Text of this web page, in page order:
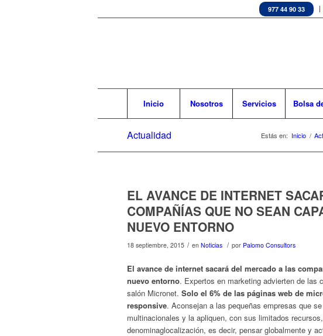
977 44 90 33
Inicio Nosotros Servicios Bolsa
Actualidad Estás en: Inicio /
EL AVANCE DE INTERNET
COMPAÑÍAS QUE NO SEAN
NUEVO ENTORNO
18 septiembre, 2015 / en Noticias / por Palomo Consultors
El avance de internet sacará del mercado a las
nuevo entorno. Expertos en marketing advierten de las
salón Micronet. Solo el 6% de las páginas web de
responsive. Aconsejan a las pequeñas empresas que
multinacionales y la apliquen, con sus limitados
denominaglocalización, es decir, pensar globalmente y